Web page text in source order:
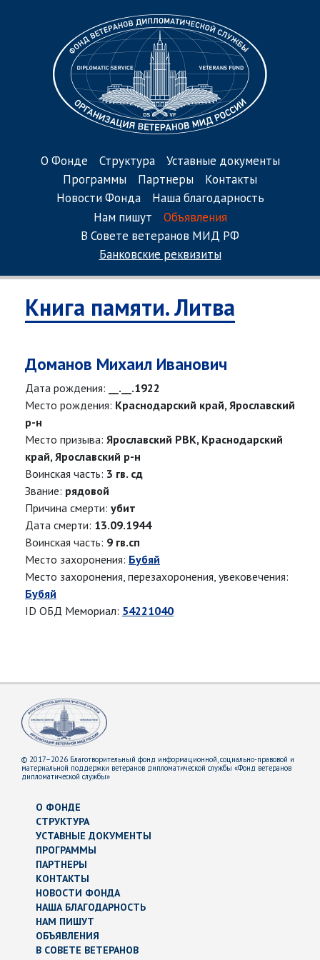
О Фонде Структура
Уставные документы
Программы
Партнеры
Контакты
Новости Фонда
Наша благодарность
Нам пишут
Объявления
В Совете ветеранов МИД РФ
Банковские реквизиты
Книга памяти. Литва
Доманов Михаил Иванович
Дата рождения:
__.__.1922
Место рождения: Краснодарский край, Ярославский
р-н
Место призыва: Ярославский РВК, Краснодарский
край, Ярославский р-н
Воинская часть: 3 гв. сд
Звание: рядовой
Причина смерти: убит
Дата смерти: 13.09.1944
Воинская часть: 9 гв.сп
Место захоронения: Бубяй
Место захоронения, перезахоронения, увековечения:
Бубяй
ID ОБД Мемориал: 54221040
© 2017–2026 Благотворительный фонд информационной, социально-правовой и
материальной поддержки ветеранов дипломатической службы «Фонд ветеранов
дипломатической службы»
О ФОНДЕ
СТРУКТУРА
УСТАВНЫЕ ДОКУМЕНТЫ
ПРОГРАММЫ
ПАРТНЕРЫ
КОНТАКТЫ
НОВОСТИ ФОНДА
НАША БЛАГОДАРНОСТЬ
НАМ ПИШУТ
ОБЪЯВЛЕНИЯ
В СОВЕТЕ ВЕТЕРАНОВ